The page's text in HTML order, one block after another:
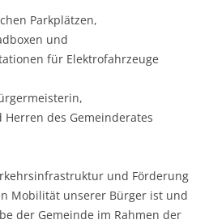
Parkplätzen,
und
für Elektrofahrzeuge
des Gemeinderates
und Förderung
Mobilität unserer Bürger ist und
der Gemeinde im Rahmen der